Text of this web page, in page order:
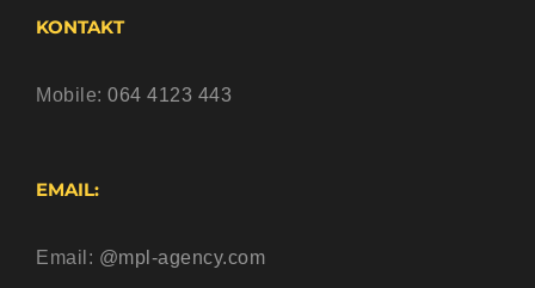
KONTAKT
Mobile: 064 4123 443
EMAIL:
Email: @mpl-agency.com